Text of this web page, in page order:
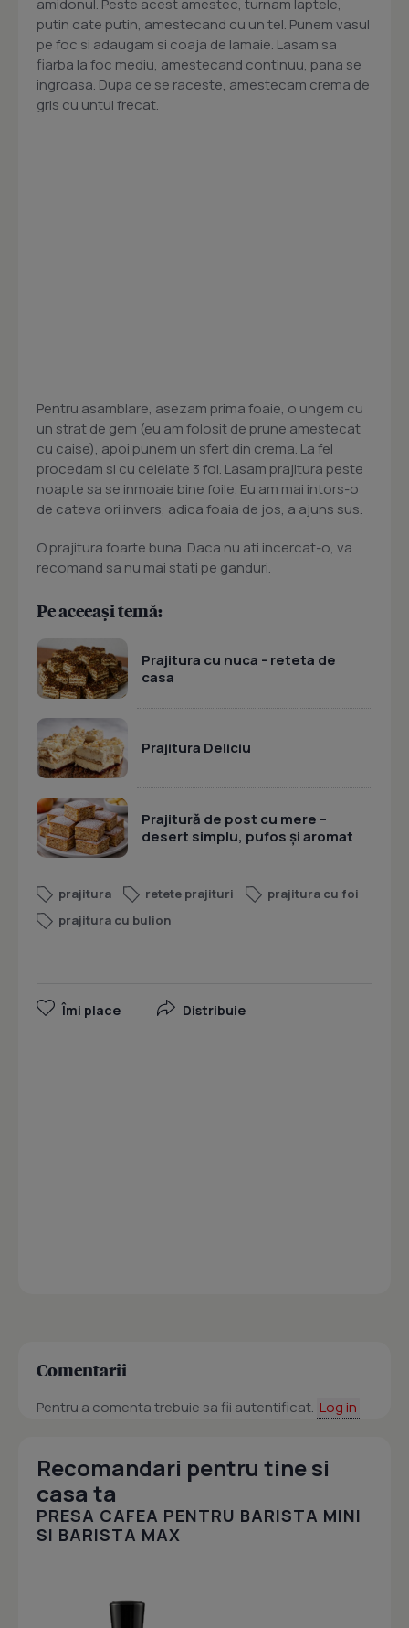
amidonul. Peste acest amestec, turnam laptele,
putin cate putin, amestecand cu un tel. Punem vasul
pe foc si adaugam si coaja de lamaie. Lasam sa
fiarba la foc mediu, amestecand continuu, pana se
ingroasa. Dupa ce se raceste, amestecam crema de
gris cu untul frecat.
Pentru asamblare, asezam prima foaie, o ungem cu
un strat de gem (eu am folosit de prune amestecat
cu caise), apoi punem un sfert din crema. La fel
procedam si cu celelate 3 foi. Lasam prajitura peste
noapte sa se inmoaie bine foile. Eu am mai intors-o
de cateva ori invers, adica foaia de jos, a ajuns sus.
O prajitura foarte buna. Daca nu ati incercat-o, va
recomand sa nu mai stati pe ganduri.
Pe aceeași temă:
Prajitura cu nuca - reteta de
casa
Prajitura Deliciu
Prajitură de post cu mere –
desert simplu, pufos și aromat
prajitura retete prajituri
prajitura cu foi
prajitura cu bulion
Îmi place Distribuie
Comentarii
Pentru a comenta trebuie sa fii autentificat. Log in
Recomandari pentru tine si
casa ta
PRESA CAFEA PENTRU BARISTA MINI
SI BARISTA MAX